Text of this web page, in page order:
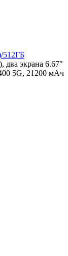
512ГБ
два экрана 6.67"
5G, 21200 мАч